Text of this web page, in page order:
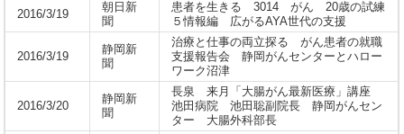
2016/3/19
朝日新
聞
患者を生きる 3014 がん 20歳の試練
５情報編 広がるAYA世代の支援
2016/3/19
静岡新
聞
治療と仕事の両立探る がん患者の就職
支援報告会 静岡がんセンターとハロー
ワーク沼津
2016/3/20
静岡新
聞
長泉 来月「大腸がん最新医療」講座
池田病院 池田聡副院長 静岡がんセン
ター 大腸外科部長